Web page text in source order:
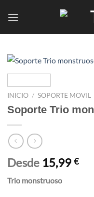
INICIO / SOPORTE MOVIL
Soporte Trio
Desde 15,99 €
Trio monstruoso